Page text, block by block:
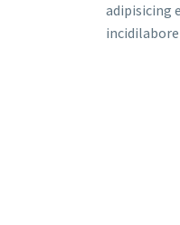
adipisicing